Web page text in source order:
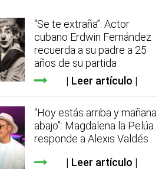
“Se te extraña”: Actor
cubano Erdwin Fernández
recuerda a su padre a 25
años de su partida
Leer artículo
“Hoy estás arriba y mañana
abajo”: Magdalena la Pelúa
responde a Alexis Valdés
Leer artículo